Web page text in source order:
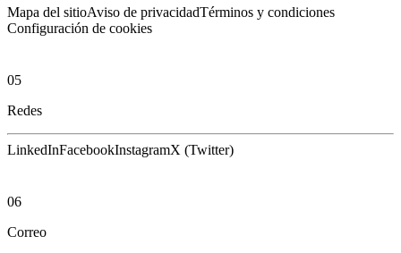
Mapa del sitioAviso de privacidadTérminos y condiciones
Configuración de cookies
05
Redes
LinkedInFacebookInstagramX (Twitter)
06
Correo